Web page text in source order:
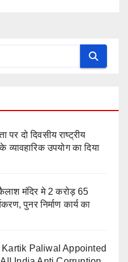
पर दो दिवसीय राष्ट्रीय
उपयोग का दिया
मंदिर मे 2 करोड़ 65
पुनर निर्माण कार्य का
Kartik Paliwal Appointed